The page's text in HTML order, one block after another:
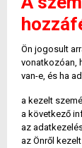
Ön jogosult
vonatkozóan,
van-e, és ha
a kezelt
a következő
az
az Önről